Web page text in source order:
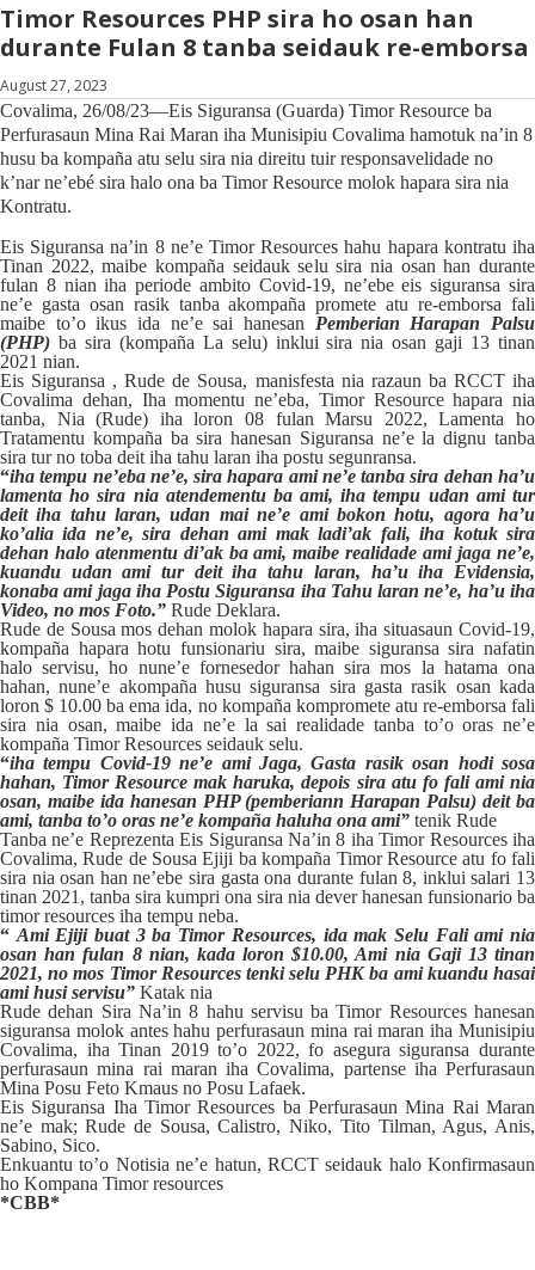
Timor Resources PHP sira ho osan han
durante Fulan 8 tanba seidauk re-emborsa
August 27, 2023
Covalima, 26/08/23—Eis Siguransa (Guarda) Timor Resource ba
Perfurasaun Mina Rai Maran iha Munisipiu Covalima hamotuk na’in 8
husu ba kompaña atu selu sira nia direitu tuir responsavelidade no
k’nar ne’ebé sira halo ona ba Timor Resource molok hapara sira nia
Kontratu.
Eis Siguransa na’in 8 ne’e Timor Resources hahu hapara kontratu iha
Tinan 2022, maibe kompaña seidauk selu sira nia osan han durante
fulan 8 nian iha periode ambito Covid-19, ne’ebe eis siguransa sira
ne’e gasta osan rasik tanba akompaña promete atu re-emborsa fali
maibe to’o ikus ida ne’e sai hanesan Pemberian Harapan Palsu
(PHP) ba sira (kompaña La selu) inklui sira nia osan gaji 13 tinan
2021 nian.
Eis Siguransa , Rude de Sousa, manisfesta nia razaun ba RCCT iha
Covalima dehan, Iha momentu ne’eba, Timor Resource hapara nia
tanba, Nia (Rude) iha loron 08 fulan Marsu 2022, Lamenta ho
Tratamentu kompaña ba sira hanesan Siguransa ne’e la dignu tanba
sira tur no toba deit iha tahu laran iha postu segunransa.
“iha tempu ne’eba ne’e, sira hapara ami ne’e tanba sira dehan ha’u
lamenta ho sira nia atendementu ba ami, iha tempu udan ami tur
deit iha tahu laran, udan mai ne’e ami bokon hotu, agora ha’u
ko’alia ida ne’e, sira dehan ami mak ladi’ak fali, iha kotuk sira
dehan halo atenmentu di’ak ba ami, maibe realidade ami jaga ne’e,
kuandu udan ami tur deit iha tahu laran, ha’u iha Evidensia,
konaba ami jaga iha Postu Siguransa iha Tahu laran ne’e, ha’u iha
Video, no mos Foto.” Rude Deklara.
Rude de Sousa mos dehan molok hapara sira, iha situasaun Covid-19,
kompaña hapara hotu funsionariu sira, maibe siguransa sira nafatin
halo servisu, ho nune’e fornesedor hahan sira mos la hatama ona
hahan, nune’e akompaña husu siguransa sira gasta rasik osan kada
loron $ 10.00 ba ema ida, no kompaña kompromete atu re-emborsa fali
sira nia osan, maibe ida ne’e la sai realidade tanba to’o oras ne’e
kompaña Timor Resources seidauk selu.
“iha tempu Covid-19 ne’e ami Jaga, Gasta rasik osan hodi sosa
hahan, Timor Resource mak haruka, depois sira atu fo fali ami nia
osan, maibe ida hanesan PHP (pemberiann Harapan Palsu)deit ba
ami, tanba to’o oras ne’e kompaña haluha ona ami” tenik Rude
Tanba ne’e Reprezenta Eis Siguransa Na’in 8 iha Timor Resources iha
Covalima, Rude de Sousa Ejiji ba kompaña Timor Resource atu fo fali
sira nia osan han ne’ebe sira gasta ona durante fulan 8, inklui salari 13
tinan 2021, tanba sira kumpri ona sira nia dever hanesan funsionario ba
timor resources iha tempu neba.
“ Ami Ejiji buat 3 ba Timor Resources, ida mak Selu Fali ami nia
osan han fulan 8 nian, kada loron $10.00, Ami nia Gaji 13 tinan
2021, no mos Timor Resources tenki selu PHK ba ami kuandu hasai
ami husi servisu” Katak nia
Rude dehan Sira Na’in 8 hahu servisu ba Timor Resources hanesan
siguransa molok antes hahu perfurasaun mina rai maran iha Munisipiu
Covalima, iha Tinan 2019 to’o 2022, fo asegura siguransa durante
perfurasaun mina rai maran iha Covalima, partense iha Perfurasaun
Mina Posu Feto Kmaus no Posu Lafaek.
Eis Siguransa Iha Timor Resources ba Perfurasaun Mina Rai Maran
ne’e mak; Rude de Sousa, Calistro, Niko, Tito Tilman, Agus, Anis,
Sabino, Sico.
Enkuantu to’o Notisia ne’e hatun, RCCT seidauk halo Konfirmasaun
ho Kompana Timor resources
*CBB*